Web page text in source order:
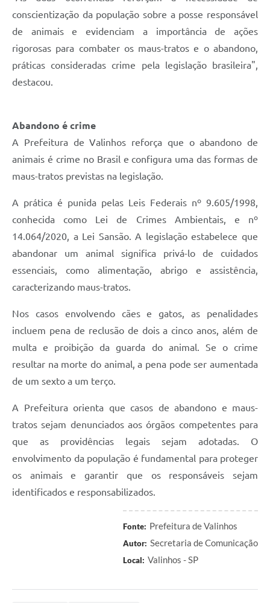
conscientização da população sobre a posse responsável
de animais e evidenciam a importância de ações
rigorosas para combater os maus-tratos e o abandono,
práticas consideradas crime pela legislação brasileira",
destacou.
Abandono é crime
A Prefeitura de Valinhos reforça que o abandono de
animais é crime no Brasil e configura uma das formas de
maus-tratos previstas na legislação.
A prática é punida pelas Leis Federais nº 9.605/1998,
conhecida como Lei de Crimes Ambientais, e nº
14.064/2020, a Lei Sansão. A legislação estabelece que
abandonar um animal significa privá-lo de cuidados
essenciais, como alimentação, abrigo e assistência,
caracterizando maus-tratos.
Nos casos envolvendo cães e gatos, as penalidades
incluem pena de reclusão de dois a cinco anos, além de
multa e proibição da guarda do animal. Se o crime
resultar na morte do animal, a pena pode ser aumentada
de um sexto a um terço.
A Prefeitura orienta que casos de abandono e maus-
tratos sejam denunciados aos órgãos competentes para
que as providências legais sejam adotadas. O
envolvimento da população é fundamental para proteger
os animais e garantir que os responsáveis sejam
identificados e responsabilizados.
Fonte: Prefeitura de Valinhos
Autor: Secretaria de Comunicação
Local: Valinhos - SP